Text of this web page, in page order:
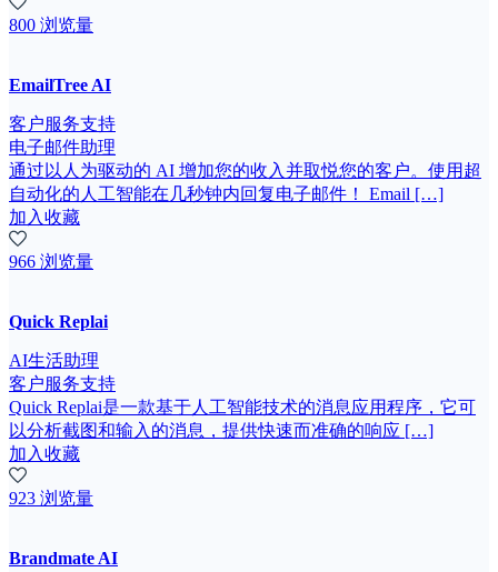
800 浏览量
EmailTree AI
客户服务支持
电子邮件助理
通过以人为驱动的 AI 增加您的收入并取悦您的客户。使用超
自动化的人工智能在几秒钟内回复电子邮件！ Email […]
加入收藏
966 浏览量
Quick Replai
AI生活助理
客户服务支持
Quick Replai是一款基于人工智能技术的消息应用程序，它可
以分析截图和输入的消息，提供快速而准确的响应 […]
加入收藏
923 浏览量
Brandmate AI